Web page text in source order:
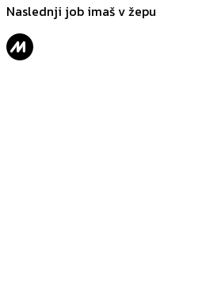
Naslednji job imaš v žepu